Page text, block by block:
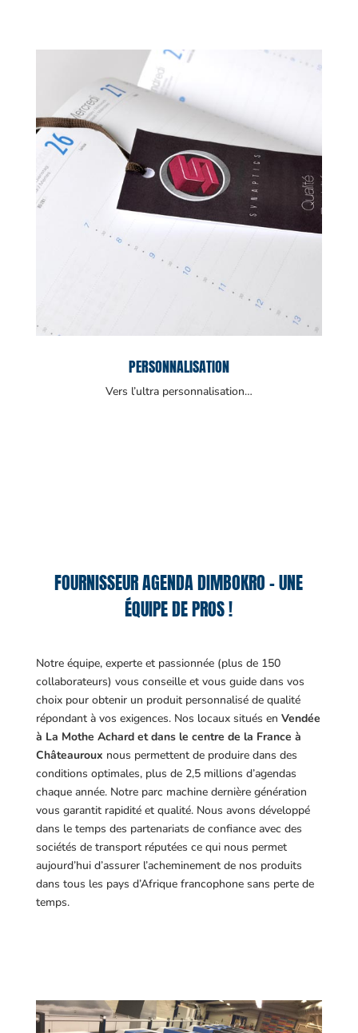
PERSONNALISATION
Vers l’ultra personnalisation…
FOURNISSEUR AGENDA DIMBOKRO – UNE
ÉQUIPE DE PROS !
Notre équipe, experte et passionnée (plus de 150
collaborateurs) vous conseille et vous guide dans vos
choix pour obtenir un produit personnalisé de qualité
répondant à vos exigences. Nos locaux situés en Vendée
à La Mothe Achard et dans le centre de la France à
Châteauroux nous permettent de produire dans des
conditions optimales, plus de 2,5 millions d’agendas
chaque année. Notre parc machine dernière génération
vous garantit rapidité et qualité. Nous avons développé
dans le temps des partenariats de confiance avec des
sociétés de transport réputées ce qui nous permet
aujourd’hui d’assurer l’acheminement de nos produits
dans tous les pays d’Afrique francophone sans perte de
temps.